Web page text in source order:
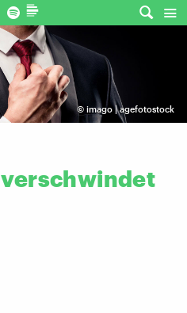
© imago | agefotostock
verschwindet